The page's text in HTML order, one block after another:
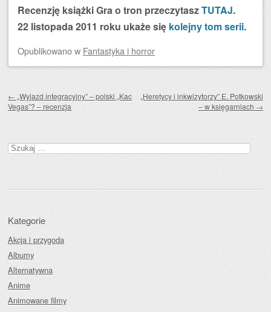
Recenzję książki Gra o tron przeczytaszTUTAJ.
22 listopada 2011 roku ukaże się kolejny tom serii.
Opublikowanow Fantastyka i horror
← „Wyjazd integracyjny” – polski „Kac
Vegas”? – recenzja
„Heretycy i inkwizytorzy” E. Potkowski
– w księgarniach →
Szukaj:
Kategorie
Akcja i przygoda
Albumy
Alternatywna
Anime
Animowane filmy